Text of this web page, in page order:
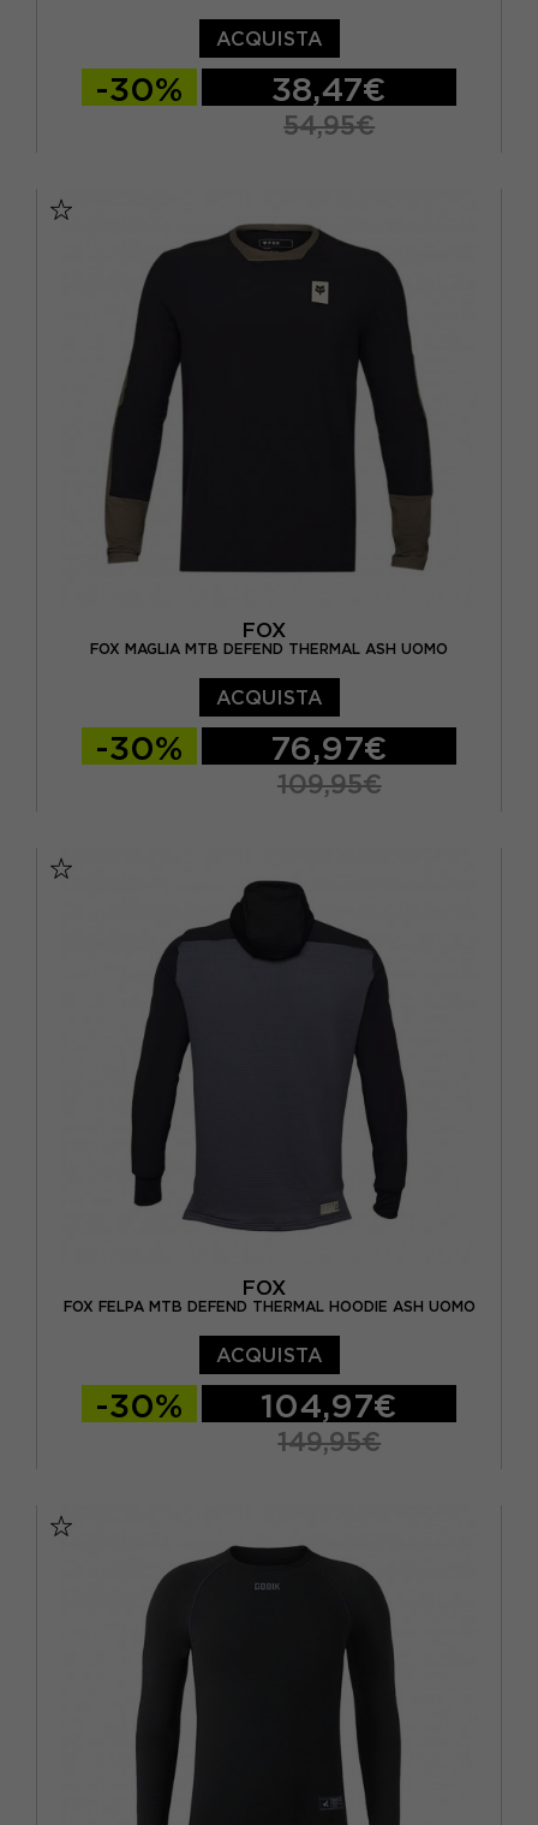
ACQUISTA
-30% 38,47€
54,95€
FOX
FOX MAGLIA MTB DEFEND THERMAL ASH UOMO
ACQUISTA
-30% 76,97€
109,95€
FOX
FOX FELPA MTB DEFEND THERMAL HOODIE ASH UOMO
ACQUISTA
-30% 104,97€
149,95€